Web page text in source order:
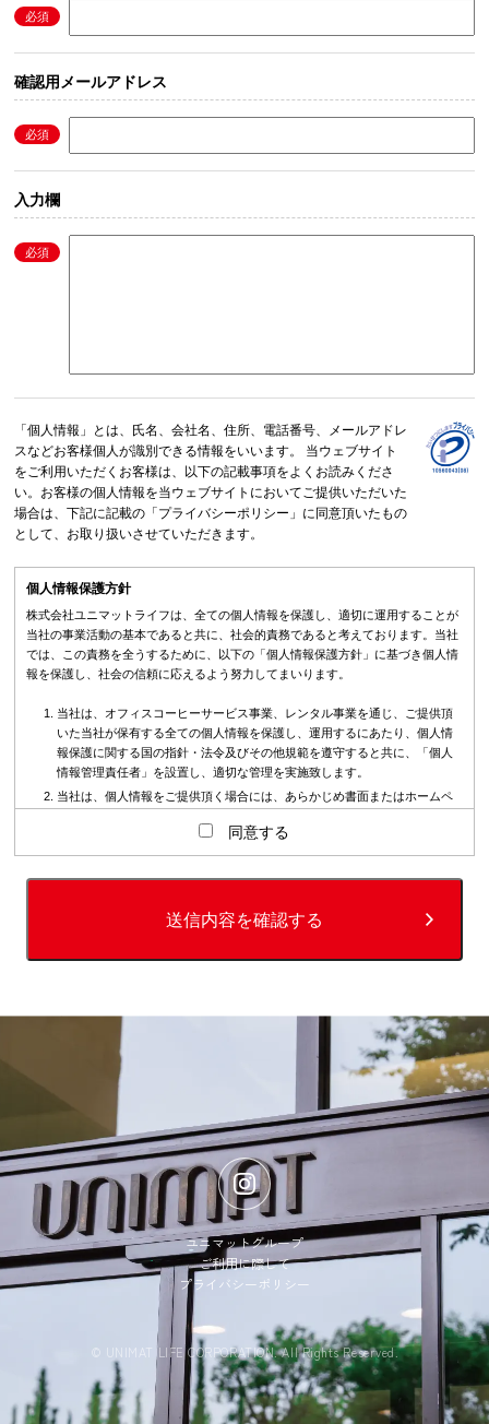
確認用メールアドレス
入力欄
「個人情報」とは、氏名、会社名、住所、電話番号、メールアドレ
スなどお客様個人が識別できる情報をいいます。 当ウェブサイト
をご利用いただくお客様は、以下の記載事項をよくお読みくださ
い。お客様の個人情報を当ウェブサイトにおいてご提供いただいた
場合は、下記に記載の「プライバシーポリシー」に同意頂いたもの
として、お取り扱いさせていただきます。
個人情報保護方針
株式会社ユニマットライフは、全ての個人情報を保護し、適切に運用することが
当社の事業活動の基本であると共に、社会的責務であると考えております。当社
では、この責務を全うするために、以下の「個人情報保護方針」に基づき個人情
報を保護し、社会の信頼に応えるよう努力してまいります。
当社は、オフィスコーヒーサービス事業、レンタル事業を通じ、ご提供頂
いた当社が保有する全ての個人情報を保護し、運用するにあたり、個人情
報保護に関する国の指針・法令及びその他規範を遵守すると共に、「個人
情報管理責任者」を設置し、適切な管理を実施致します。
当社は、個人情報をご提供頂く場合には、あらかじめ書面またはホームペ
の範囲内で利用・提供致し、それ以外の目的では利用・提供致しません、
またはその為の措置を講じます。
当社は、個人情報の不正アクセス、個人情報の漏洩、紛失または毀損など
的に実施すると共に、その維持・改善、また対策に不備が生じた場合には
当社は、個人情報を適切に管理し、その利用、提供先はご提供者の同意を
持契約を締結し、委託先には当社が負う責任と同様の責任を義務付け、適
切な管理を実施致します。
当社は、個人情報を適切に管理するため、法令、及び国の定める指針・規
範、情報技術の変化を把握し、常に管理の仕組みを見直し、個人情報マネ
ジメントシステムの継続的改善を進めます。
本人からの個人情報の開示、訂正、削除、利用停止等の要請、及び苦情、
相談に対して遅滞なく対応致します。
制定日 : 平成17年4月1日 / 改正日 : 令和5年11月15日
株式会社ユニマットライフ
東京都港区南青山二丁目12番14号 ユニマット青山ビル
代表取締役 落合 昭
個人情報に関するお問合せ
株式会社ユニマットライフ 総務部
nijikakete@unimat-life.co.jp
※メールにてお問い合わせされる方は、必ず件名欄に用件をご入力下さい。
保有個人データの安全管理のために講じた措置について
基本方針の策定
同意する
送信内容を確認する
ユニマットグループ
ご利用に際して
プライバシーポリシー
© UNIMAT LIFE CORPORATION. All Rights Reserved.